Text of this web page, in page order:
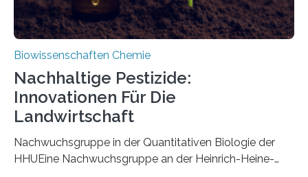
Biowissenschaften Chemie
Nachhaltige Pestizide:
Innovationen Für Die
Landwirtschaft
Nachwuchsgruppe in der Quantitativen Biologie der
HHUEine Nachwuchsgruppe an der Heinrich-Heine-